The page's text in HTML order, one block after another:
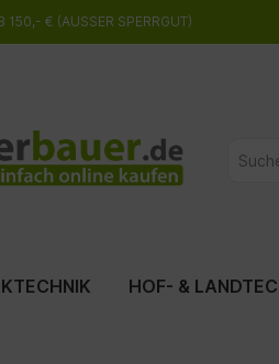
springen
150,- € (AUSSER SPERRGUT)
HOF- &